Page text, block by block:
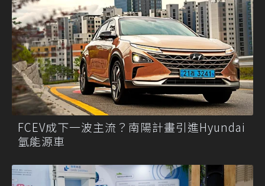
FCEV成下一波主流？南陽計畫引進Hyundai
氫能源車